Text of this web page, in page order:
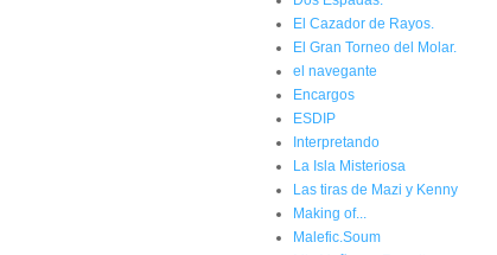
El Cazador de Rayos.
El Gran Torneo del Molar.
el navegante
Encargos
ESDIP
Interpretando
La Isla Misteriosa
Las tiras de Mazi y Kenny
Making of...
Malefic.Soum